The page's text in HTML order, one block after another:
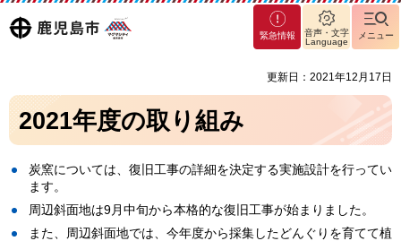
鹿児島
マグ
マシ
緊急情報
音声・文字
Language
メニュー
更新日：2021年12月17日
2021年度の取り組み
炭窯については、復旧工事の詳細を決定する実施設計を行ってい
ます。
周辺斜面地は9月中旬から本格的な復旧工事が始まりました。
また、周辺斜面地では、今年度から採集したどんぐりを育てて植